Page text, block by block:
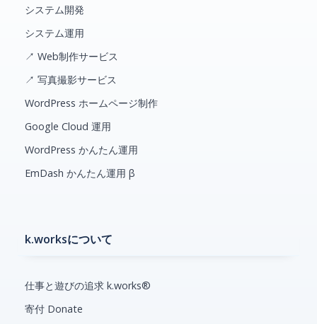
システム開発
システム運用
↗ Web制作サービス
↗ 写真撮影サービス
WordPress ホームページ制作
Google Cloud 運用
WordPress かんたん運用
EmDash かんたん運用 β
k.worksについて
仕事と遊びの追求 k.works®
寄付 Donate